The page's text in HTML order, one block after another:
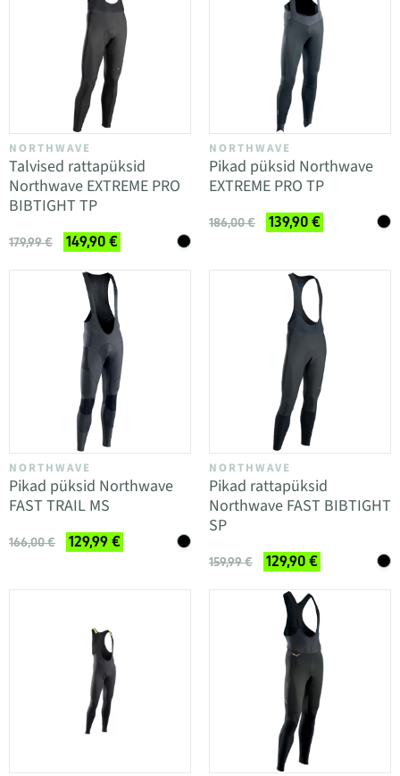
NORTHWAVE
Talvised rattapüksid
Northwave EXTREME PRO
BIBTIGHT TP
179,99 € 149,90 €
NORTHWAVE
Pikad püksid Northwave
EXTREME PRO TP
186,00 € 139,90 €
NORTHWAVE
Pikad püksid Northwave
FAST TRAIL MS
166,00 € 129,99 €
NORTHWAVE
Pikad rattapüksid
Northwave FAST BIBTIGHT
SP
159,99 € 129,90 €